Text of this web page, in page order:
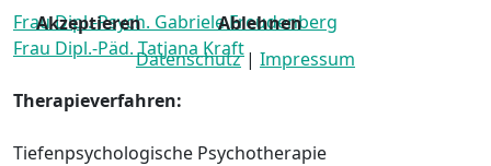
Frau Dipl.-Psych. Gabriele Freudenberg
Frau Dipl.-Päd. Tatjana Kraft
Therapieverfahren:
Tiefenpsychologische Psychotherapie
Akzeptieren
Ablehnen
Datenschutz| Impressum